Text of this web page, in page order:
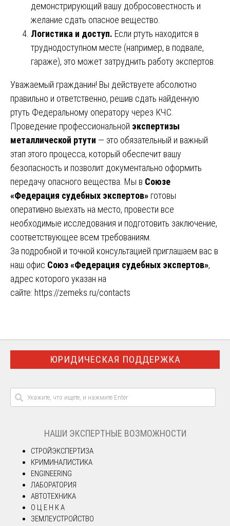
демонстрирующий вашу добросовестность и
желание сдать опасное вещество.
Логистика и доступ. Если ртуть находится в
труднодоступном месте (например, в подвале,
гараже), это может затруднить работу экспертов.
Уважаемый гражданин! Вы действуете абсолютно
правильно и ответственно, решив сдать найденную
ртуть Федеральному оператору через КЧС.
Проведение профессиональной экспертизы
металлической ртути — это обязательный и важный
этап этого процесса, который обеспечит вашу
безопасность и позволит документально оформить
передачу опасного вещества. Мы в Союзе
«Федерация судебных экспертов» готовы
оперативно выехать на место, провести все
необходимые исследования и подготовить заключение,
соответствующее всем требованиям.
За подробной и точной консультацией приглашаем вас в
наш офис Союз «Федерация судебных экспертов»,
адрес которого указан на
сайте: https://zemeks.ru/contacts
ЮРИДИЧЕСКАЯ ПОДДЕРЖКА
НАШИ ЭКСПЕРТНЫЕ ВОЗМОЖНОСТИ
СТРОЙЭКСПЕРТИЗА
КРИМИНАЛИСТИКА
ENGINEERING
ЛАБОРАТОРИЯ
АВТОТЕХНИКА
О Ц Е Н К А
ЗЕМЛЕУСТРОЙСТВО